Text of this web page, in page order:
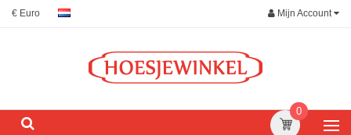
€ Euro Mijn Account
0